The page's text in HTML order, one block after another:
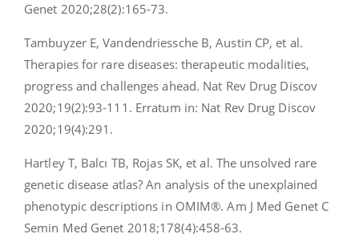
Genet 2020;28(2):165-73.
Tambuyzer E, Vandendriessche B, Austin CP, et al.
Therapies for rare diseases: therapeutic modalities,
progress and challenges ahead. Nat Rev Drug Discov
2020;19(2):93-111. Erratum in: Nat Rev Drug Discov
2020;19(4):291.
Hartley T, Balcı TB, Rojas SK, et al. The unsolved rare
genetic disease atlas? An analysis of the unexplained
phenotypic descriptions in OMIM®. Am J Med Genet C
Semin Med Genet 2018;178(4):458-63.